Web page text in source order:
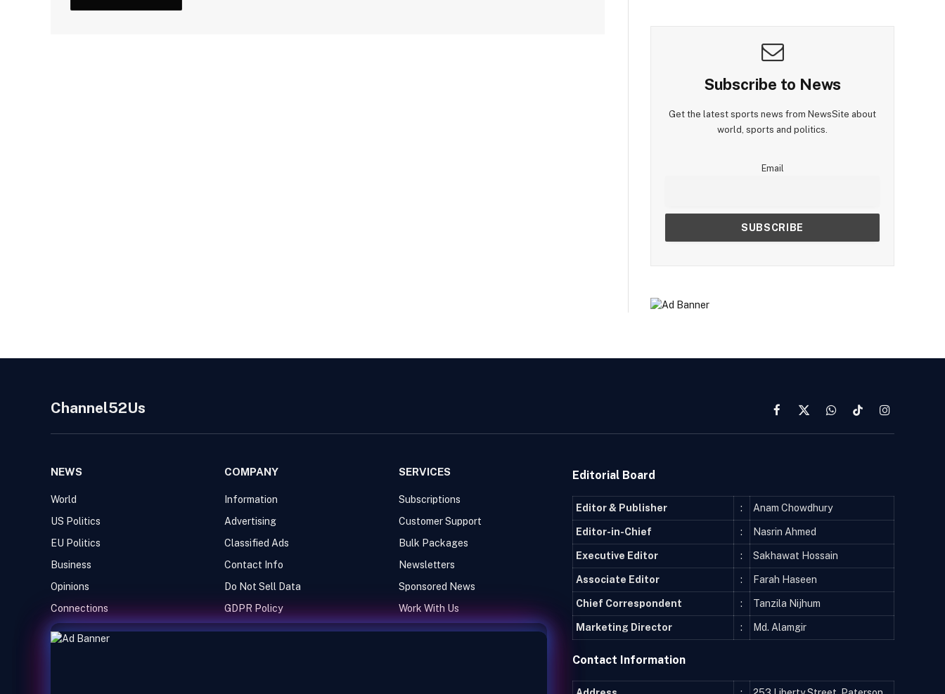
Subscribe to News
Get the latest sports news from NewsSite about
world, sports and politics.
Email
Channel52Us Facebook
X
WhatsAppTikTokInstagram
NEWS
World
US Politics
EU Politics
Business
Opinions
Connections
COMPANY
Information
Advertising
Classified Ads
Contact Info
Do Not Sell Data
GDPR Policy
SERVICES
Subscriptions
Customer Support
Bulk Packages
Newsletters
Sponsored News
Work With Us
Editorial Board
Editor & Publisher : Anam Chowdhury
Editor-in-Chief : Nasrin Ahmed
Executive Editor : Sakhawat Hossain
Associate Editor : Farah Haseen
Chief Correspondent : Tanzila Nijhum
Marketing Director : Md. Alamgir
Contact Information